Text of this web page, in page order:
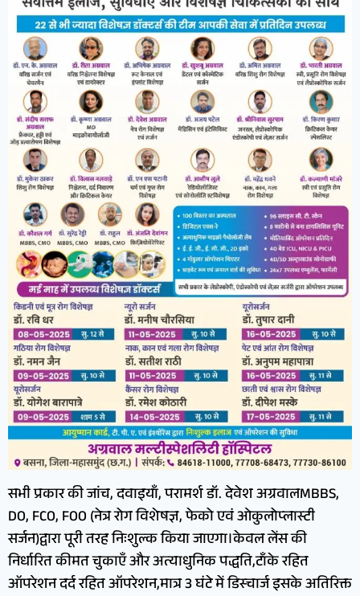
सभी प्रकार की जांच, दवाइयाँ, परामर्श डॉ. देवेश अग्रवालMBBS,
DO, FCO, FOO (नेत्र रोग विशेषज्ञ, फेको एवं ओकुलोप्लास्टी
सर्जन)द्वारा पूरी तरह निःशुल्क किया जाएगा।केवल लेंस की
निर्धारित कीमत चुकाएँ और अत्याधुनिक पद्धति,टाँके रहित
ऑपरेशन दर्द रहित ऑपरेशन,मात्र 3 घंटे में डिस्चार्ज इसके अतिरिक्त